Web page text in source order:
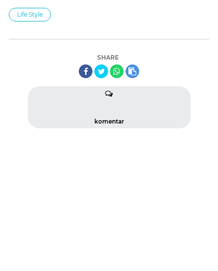
Life Style
SHARE
komentar